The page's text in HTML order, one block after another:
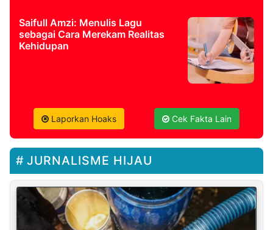
Saifull Amzi: Menulis Lagu
sebagai Cara Merekam Realitas
Kehidupan
Laporkan Hoaks Cek Fakta Lain
JURNALISME HIJAU